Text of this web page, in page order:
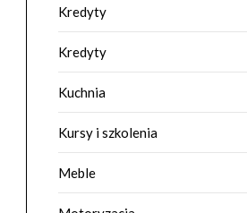
Kredyty
Kredyty
Kuchnia
Kursy i szkolenia
Meble